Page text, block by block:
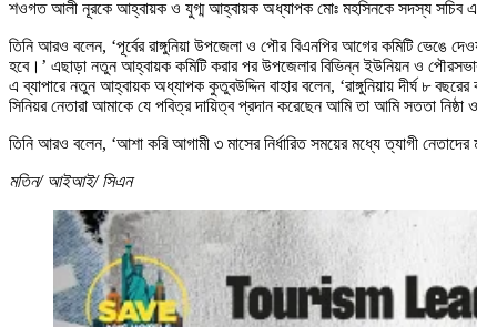
শওগত আলী নূরকে আহ্বায়ক ও যুগ্ম আহ্বায়ক অধ্যাপক মোঃ মহসিনকে সদস্য সচিব এবং
তিনি আরও বলেন, ‘পূর্বের রাঙ্গুনিয়া উপজেলা ও পৌর বিএনপির আগের কমিটি ভেঙে
হবে।’ এছাড়া নতুন আহ্বায়ক কমিটি করার পর উপজেলার বিভিন্ন ইউনিয়ন ও
এ ব্যাপারে নতুন আহ্বায়ক অধ্যাপক কুতুবউদ্দিন বাহার বলেন, ‘রাঙ্গুনিয়ায় দীর্ঘ ৮
সিনিয়র নেতারা আমাকে যে পবিত্র দায়িত্ব প্রদান করেছেন আমি তা আমি সততা
তিনি আরও বলেন, ‘আশা করি আগামী ৩ মাসের নির্ধারিত সময়ের মধ্যে ত্যাগী
মতিন/ আইআই/ সিএন